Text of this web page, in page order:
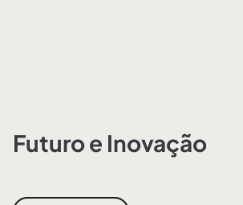
Futuro e Inovação